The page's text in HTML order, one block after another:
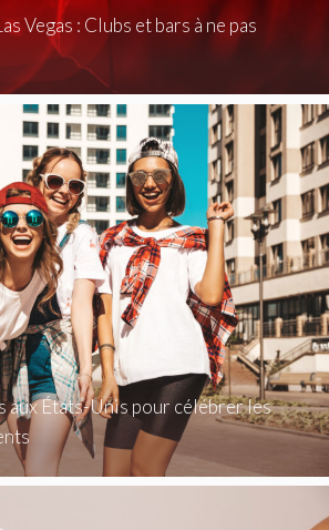
Vegas : Clubs et bars à ne pas
aux États-Unis pour célébrer les